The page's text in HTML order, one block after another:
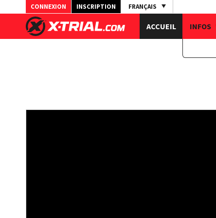
CONNEXION INSCRIPTION FRANÇAIS
ACCUEIL INFOS